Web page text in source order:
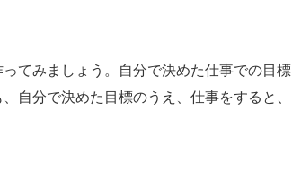
てみましょう。自分で決めた仕事での目
自分で決めた目標のうえ、仕事をすると